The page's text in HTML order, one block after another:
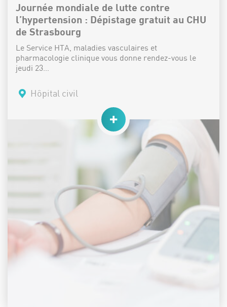
Journée mondiale de lutte contre
l’hypertension : Dépistage gratuit au CHU
de Strasbourg
Le Service HTA, maladies vasculaires et
pharmacologie clinique vous donne rendez-vous le
jeudi 23…
Lieu :Hôpital civil